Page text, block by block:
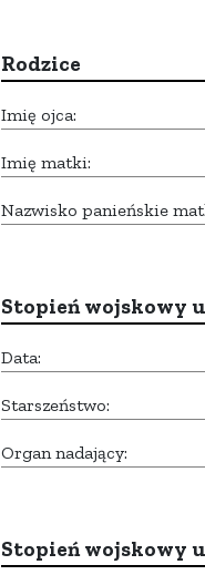
Rodzice
Imię ojca:
Imię matki:
Nazwisko panieńskie
Stopień wojskowy
Data:
Starszeństwo:
Organ nadający:
Stopień wojskowy